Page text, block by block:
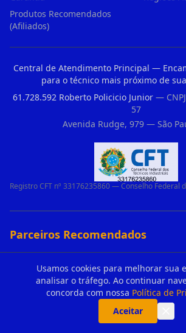
Usamos cookies para melhorar sua
analisar o tráfego. Ao continuar
concorda com nossa Política de
Aceitar
Produtos Recomendados
(Afiliados)
Central de Atendimento Principal —
para o técnico mais próximo de
61.728.592 Roberto Policicio Junior—
57
Avenida Rudge, 979 — São
Registro CFT nº 33176235860 — Conselho Federal
Parceiros Recomendados
Controle Portao Eletronico Ppa
Motor Para Portao Ppa Vila Missionaria
Loja De Motor De Portao Ppa Vila Andrade